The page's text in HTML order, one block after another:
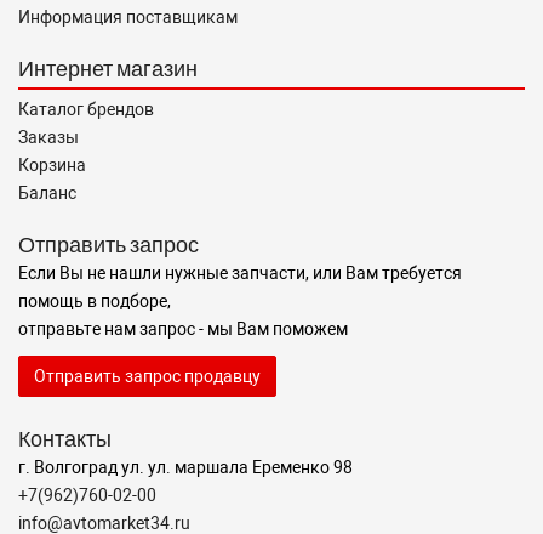
Информация поставщикам
Интернет магазин
Каталог брендов
Заказы
Корзина
Баланс
Отправить запрос
Если Вы не нашли нужные запчасти, или Вам требуется
помощь в подборе,
отправьте нам запрос - мы Вам поможем
Отправить запрос продавцу
Контакты
г. Волгоград ул. ул. маршала Еременко 98
+7(962)760-02-00
info@avtomarket34.ru